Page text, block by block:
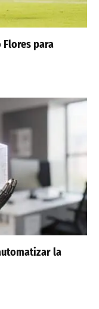
Flores para
la